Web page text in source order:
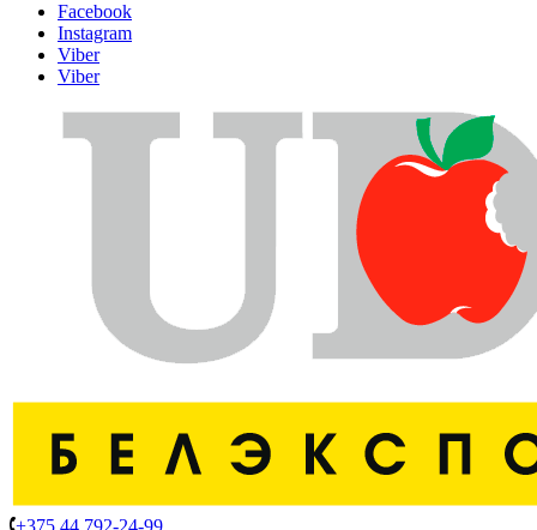
Facebook
Instagram
Viber
Viber
+375 44 792-24-99